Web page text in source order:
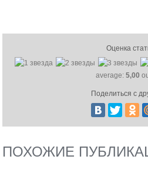
Оценка
average: 5,00
Поделиться с
ПОХОЖИЕ